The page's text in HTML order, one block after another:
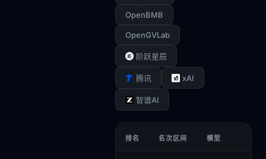
OpenBMB
OpenGVLab
阶跃星辰
腾讯 xAI
智谱AI
排名 名次区间 模型